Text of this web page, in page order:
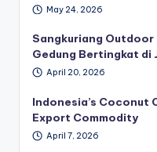
May 24, 2026
Sangkuriang Outdoor
Gedung Bertingkat di
April 20, 2026
Indonesia’s Coconut
Export Commodity
April 7, 2026